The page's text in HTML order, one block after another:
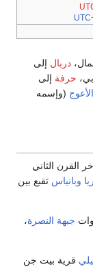
دربال إلى
حرفة إلى
(وإسمه
القرن الثاني
وبانياس تقبع بين
جبهة النصرة،
قرية بيت جن